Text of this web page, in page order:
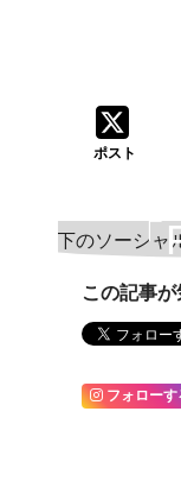
ポスト
「
この記事
フォローす